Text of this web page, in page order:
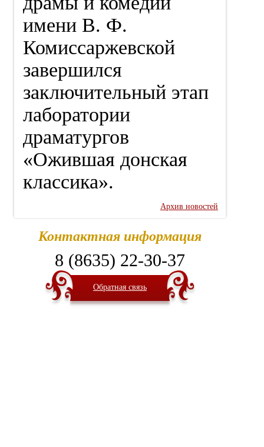
имени В. Ф.
Комиссаржевской
завершился
заключительный этап
лаборатории
драматургов
«Ожившая донская
классика».
Архив новостей
Контактная информация
8 (8635) 22-30-37
Обратная связь